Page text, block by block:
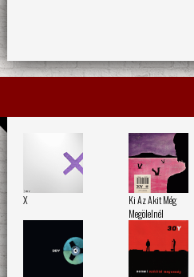
X
Ki Az Akit Még
Megölelnél